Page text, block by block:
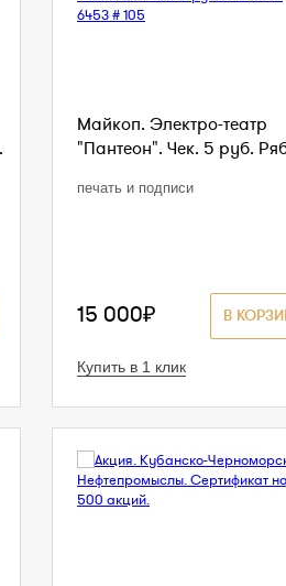
Майкоп. Электро-театр
"Пантеон". Чек. 5 руб.
печать и подписи
В
15 000₽
Купить в 1 клик